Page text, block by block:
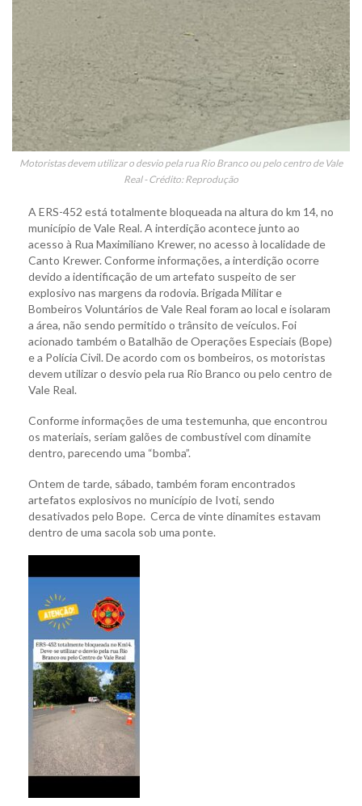
Motoristas devem utilizar o desvio pela rua Rio Branco ou pelo centro de Vale
Real - Crédito: Reprodução
A ERS-452 está totalmente bloqueada na altura do km 14, no
município de Vale Real. A interdição acontece junto ao
acesso à Rua Maximiliano Krewer, no acesso à localidade de
Canto Krewer. Conforme informações, a interdição ocorre
devido a identificação de um artefato suspeito de ser
explosivo nas margens da rodovia. Brigada Militar e
Bombeiros Voluntários de Vale Real foram ao local e isolaram
a área, não sendo permitido o trânsito de veículos. Foi
acionado também o Batalhão de Operações Especiais (Bope)
e a Polícia Civil. De acordo com os bombeiros, os motoristas
devem utilizar o desvio pela rua Rio Branco ou pelo centro de
Vale Real.
Conforme informações de uma testemunha, que encontrou
os materiais, seriam galões de combustível com dinamite
dentro, parecendo uma “bomba”.
Ontem de tarde, sábado, também foram encontrados
artefatos explosivos no município de Ivoti, sendo
desativados pelo Bope. Cerca de vinte dinamites estavam
dentro de uma sacola sob uma ponte.